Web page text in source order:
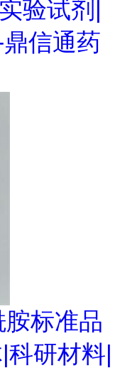
验试剂|
信通药
标准品
科研材料|